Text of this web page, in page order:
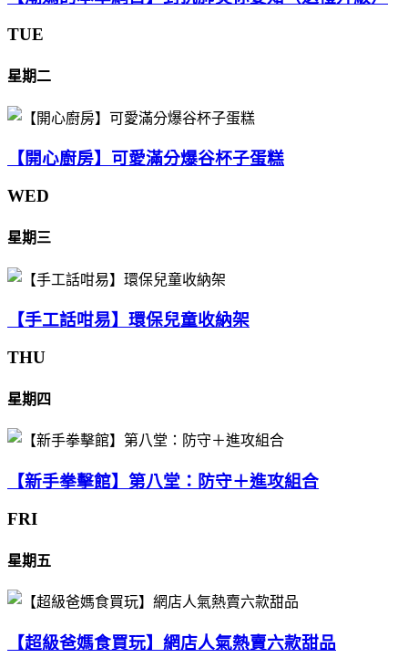
TUE
星期二
【開心廚房】可愛滿分爆谷杯子蛋糕
WED
星期三
【手工話咁易】環保兒童收納架
THU
星期四
【新手拳擊館】第八堂：防守＋進攻組合
FRI
星期五
【超級爸媽食買玩】網店人氣熱賣六款甜品